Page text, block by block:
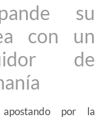
su
con un
de
apostando por la